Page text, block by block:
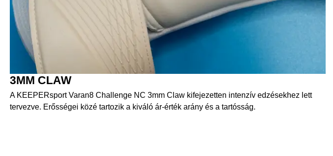
3MM CLAW
A KEEPERsport Varan8 Challenge NC 3mm Claw kifejezetten intenzív edzésekhez lett
tervezve. Erősségei közé tartozik a kiváló ár-érték arány és a tartósság.